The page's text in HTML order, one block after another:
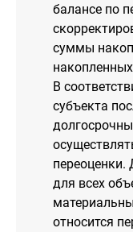
балансе по
суммы
В
субъекта
переоценки.
для всех
относится